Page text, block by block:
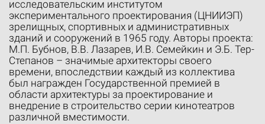
исследовательским институтом
экспериментального проектирования (ЦНИИЭП)
зрелищных, спортивных и административных
зданий и сооружений в 1965 году. Авторы проекта:
М.П. Бубнов, В.В. Лазарев, И.В. Семейкин и Э.Б. Тер-
Степанов – значимые архитекторы своего
времени, впоследствии каждый из коллектива
был награжден Государственной премией в
области архитектуры за проектирование и
внедрение в строительство серии кинотеатров
различной вместимости.